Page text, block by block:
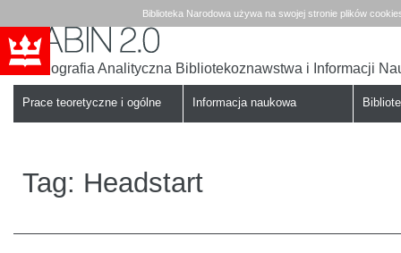
Biblioteka Narodowa używa na swojej stronie plików
Babin
Bibliografia Analityczna Bibliotekoznawstwa i Informacji
Prace teoretyczne i ogólne Informacja naukowa
Tag: Headstart